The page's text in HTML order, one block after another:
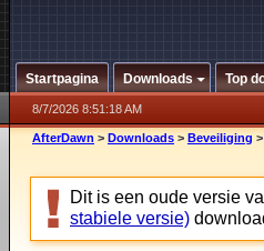
Startpagina Downloads Top
8/7/2026 8:51:18 AM
AfterDawn > Downloads > Beveiliging >
Dit is een oude versie
stabiele versie)